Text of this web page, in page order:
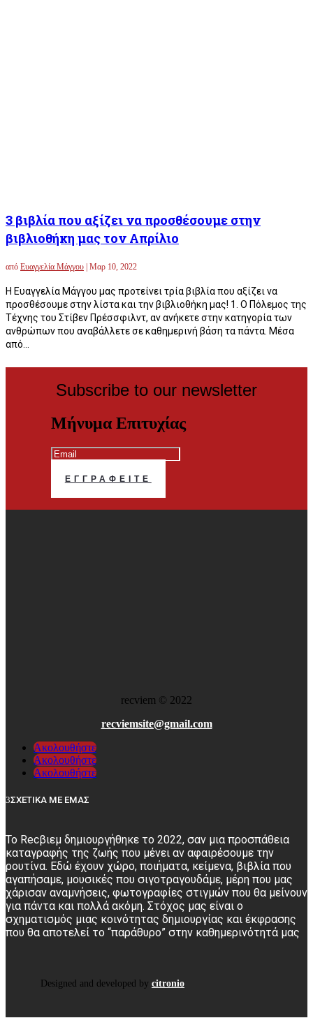
3 βιβλία που αξίζει να προσθέσουμε στην
βιβλιοθήκη μας τον Απρίλιο
από Ευαγγελία Μάγγου | Μαρ 10, 2022
Η Ευαγγελία Μάγγου μας προτείνει τρία βιβλία που αξίζει να
προσθέσουμε στην λίστα και την βιβλιοθήκη μας! 1. Ο Πόλεμος της
Τέχνης του Στίβεν Πρέσσφιλντ, αν ανήκετε στην κατηγορία των
ανθρώπων που αναβάλλετε σε καθημερινή βάση τα πάντα. Μέσα
από...
Subscribe to our newsletter
Μήνυμα Επιτυχίας
ΕΓΓΡΑΦΕΊΤΕ
recviem © 2022
recviemsite@gmail.com
Ακολουθήστε
Ακολουθήστε
Ακολουθήστε
ΣΧΕΤΙΚΑ ΜΕ ΕΜΑΣ
Το Recβιεμ δημιουργήθηκε το 2022, σαν μια προσπάθεια
καταγραφής της ζωής που μένει αν αφαιρέσουμε την
ρουτίνα. Εδώ έχουν χώρο, ποιήματα, κείμενα, βιβλία που
αγαπήσαμε, μουσικές που σιγοτραγουδάμε, μέρη που μας
χάρισαν αναμνήσεις, φωτογραφίες στιγμών που θα μείνουν
για πάντα και πολλά ακόμη. Στόχος μας είναι ο
σχηματισμός μιας κοινότητας δημιουργίας και έκφρασης
που θα αποτελεί το “παράθυρο” στην καθημερινότητά μας
Designed and developed by citronio